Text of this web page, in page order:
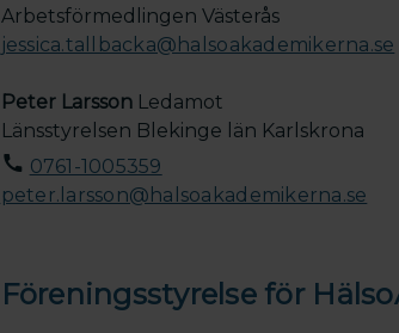
Arbetsförmedlingen Västerås
jessica.tallbacka@halsoakademikerna.se
Peter Larsson Ledamot
Länsstyrelsen Blekinge län Karlskrona
0761-1005359
peter.larsson@halsoakademikerna.se
Föreningsstyrelse för